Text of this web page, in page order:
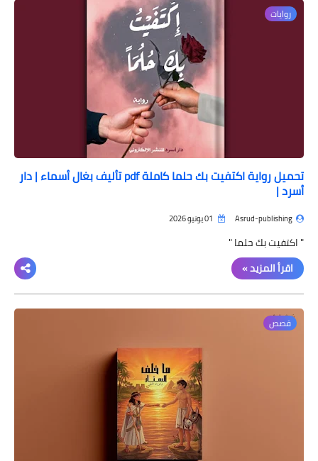
روايات
تحميل رواية اكتفيت بك حلما كاملة pdf تأليف بغال أسماء | دار
أسرد |
Asrud-publishing
" اكتفيت بك حلما "
اقرأ المزيد »
قصص